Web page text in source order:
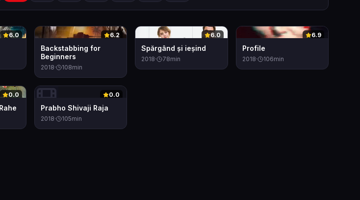
6.0 0 6.2
Backstabbing for
Beginners
2018· 108min
0 6.0
Spărgând și ieșind
2018· 78min
0 6.9
Profile
2018· 106min
0.0 0 0.0
Prabho Shivaji Raja
2018· 105min